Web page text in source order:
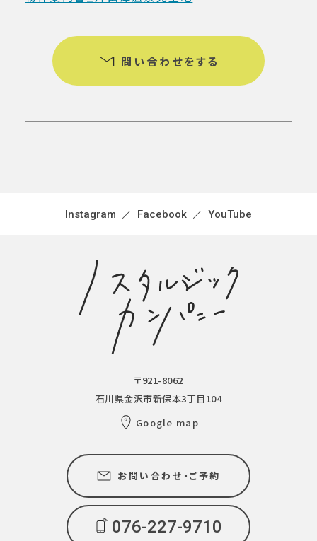
問い合わせをする
Instagram Facebook YouTube
〒921-8062
石川県金沢市新保本3丁目104
Google map
お問い合わせ・ご予約
076-227-9710